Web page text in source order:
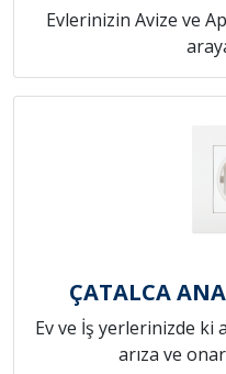
Evlerinizin Avize ve
ÇATALCA
Ev ve İş yerlerinizde
arıza ve